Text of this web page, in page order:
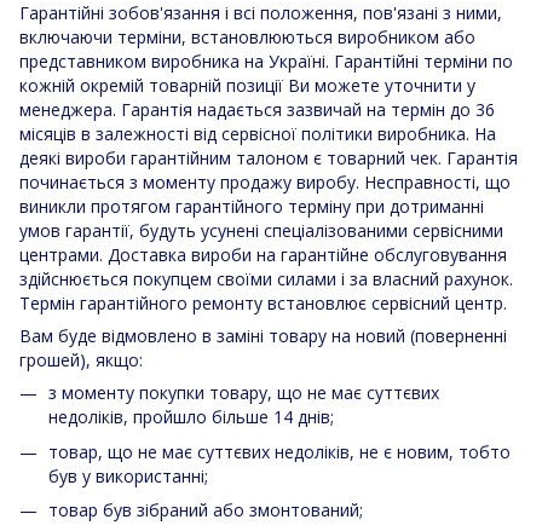
Гарантійні зобов'язання і всі положення, пов'язані з ними,
включаючи терміни, встановлюються виробником або
представником виробника на Україні. Гарантійні терміни по
кожній окремій товарній позиції Ви можете уточнити у
менеджера. Гарантія надається зазвичай на термін до 36
місяців в залежності від сервісної політики виробника. На
деякі вироби гарантійним талоном є товарний чек. Гарантія
починається з моменту продажу виробу. Несправності, що
виникли протягом гарантійного терміну при дотриманні
умов гарантії, будуть усунені спеціалізованими сервісними
центрами. Доставка вироби на гарантійне обслуговування
здійснюється покупцем своїми силами і за власний рахунок.
Термін гарантійного ремонту встановлює сервісний центр.
Вам буде відмовлено в заміні товару на новий (поверненні
грошей), якщо:
з моменту покупки товару, що не має суттєвих
недоліків, пройшло більше 14 днів;
товар, що не має суттєвих недоліків, не є новим, тобто
був у використанні;
товар був зібраний або змонтований;